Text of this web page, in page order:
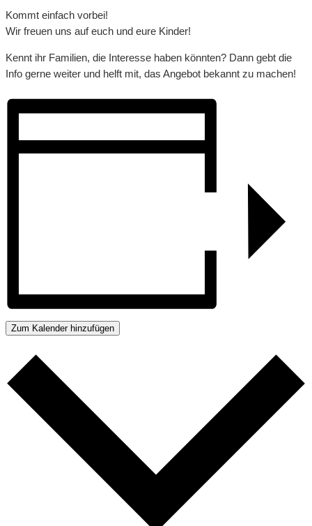
Kommt einfach vorbei!
Wir freuen uns auf euch und eure Kinder!
Kennt ihr Familien, die Interesse haben könnten? Dann gebt die
Info gerne weiter und helft mit, das Angebot bekannt zu machen!
Zum Kalender hinzufügen